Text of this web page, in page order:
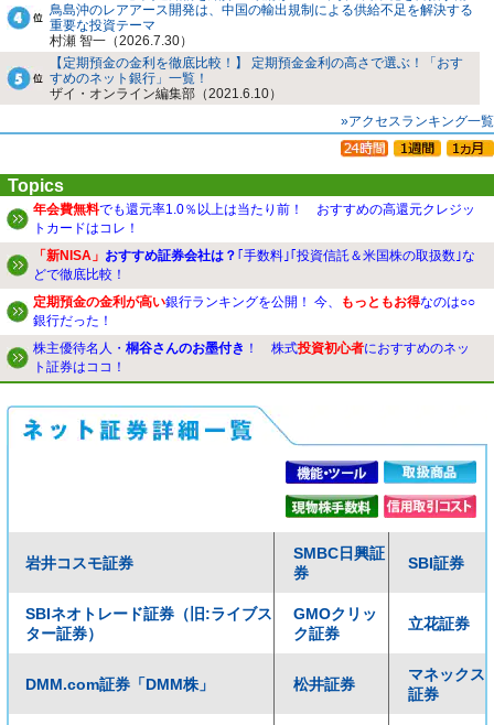
鳥島沖のレアアース開発は、中国の輸出規制による供給不足を解決する
重要な投資テーマ
村瀬 智一（2026.7.30）
【定期預金の金利を徹底比較！】 定期預金金利の高さで選ぶ！「おす
すめのネット銀行」一覧！
ザイ・オンライン編集部（2021.6.10）
»アクセスランキング一覧
Topics
年会費無料でも還元率1.0％以上は当たり前！ おすすめの高還元クレジッ
トカードはコレ！
「新NISA」 おすすめ証券会社は？ ｢手数料｣｢投資信託＆米国株の取扱数｣な
どで徹底比較！
定期預金の金利が高い銀行ランキングを公開！ 今、 もっともお得なのは○○
銀行だった！
株主優待名人・ 桐谷さんのお墨付き ！ 株式投資初心者におすすめのネッ
ト証券はココ！
岩井コスモ証券
SMBC日興証
券
SBI証券
SBIネオトレード証券（旧:ライブス
ター証券）
GMOクリッ
ク証券
立花証券
DMM.com証券「DMM株」 松井証券
マネックス
証券